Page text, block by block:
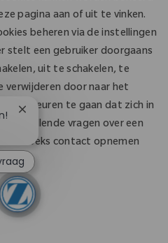
pagina aan of uit te vinken.
beheren via de instellingen
stelt een gebruiker doorgaans
uit te schakelen, te
door naar het
Voorkeuren te gaan dat zich in
aanvullende vragen over een
contact opnemen
Chatbotmelding sluiten